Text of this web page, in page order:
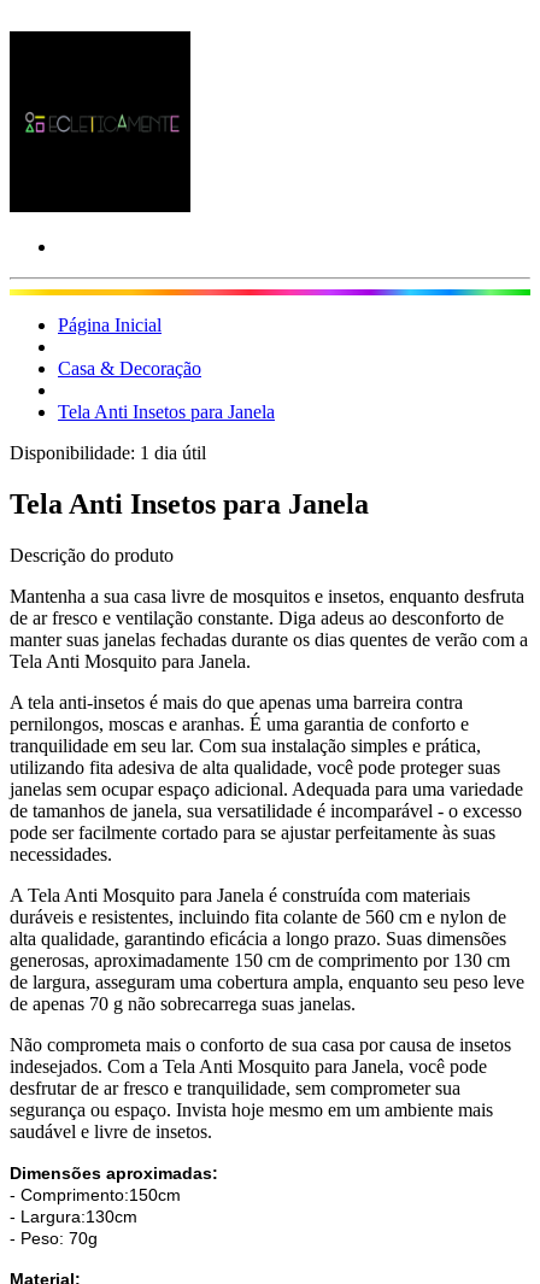
Página Inicial
Casa & Decoração
Tela Anti Insetos para Janela
Disponibilidade: 1 dia útil
Tela Anti Insetos para Janela
Descrição do produto
Mantenha a sua casa livre de mosquitos e insetos, enquanto desfruta
de ar fresco e ventilação constante. Diga adeus ao desconforto de
manter suas janelas fechadas durante os dias quentes de verão com a
Tela Anti Mosquito para Janela.
A tela anti-insetos é mais do que apenas uma barreira contra
pernilongos, moscas e aranhas. É uma garantia de conforto e
tranquilidade em seu lar. Com sua instalação simples e prática,
utilizando fita adesiva de alta qualidade, você pode proteger suas
janelas sem ocupar espaço adicional. Adequada para uma variedade
de tamanhos de janela, sua versatilidade é incomparável - o excesso
pode ser facilmente cortado para se ajustar perfeitamente às suas
necessidades.
A Tela Anti Mosquito para Janela é construída com materiais
duráveis e resistentes, incluindo fita colante de 560 cm e nylon de
alta qualidade, garantindo eficácia a longo prazo. Suas dimensões
generosas, aproximadamente 150 cm de comprimento por 130 cm
de largura, asseguram uma cobertura ampla, enquanto seu peso leve
de apenas 70 g não sobrecarrega suas janelas.
Não comprometa mais o conforto de sua casa por causa de insetos
indesejados. Com a Tela Anti Mosquito para Janela, você pode
desfrutar de ar fresco e tranquilidade, sem comprometer sua
segurança ou espaço. Invista hoje mesmo em um ambiente mais
saudável e livre de insetos.
Dimensões aproximadas:
- Comprimento:150cm
- Largura:130cm
- Peso: 70g
Material: